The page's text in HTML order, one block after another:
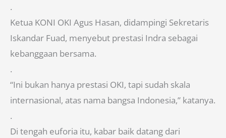
.
Ketua KONI OKI Agus Hasan, didampingi Sekretaris
Iskandar Fuad, menyebut prestasi Indra sebagai
kebanggaan bersama.
.
“Ini bukan hanya prestasi OKI, tapi sudah skala
internasional, atas nama bangsa Indonesia,” katanya.
.
Di tengah euforia itu, kabar baik datang dari